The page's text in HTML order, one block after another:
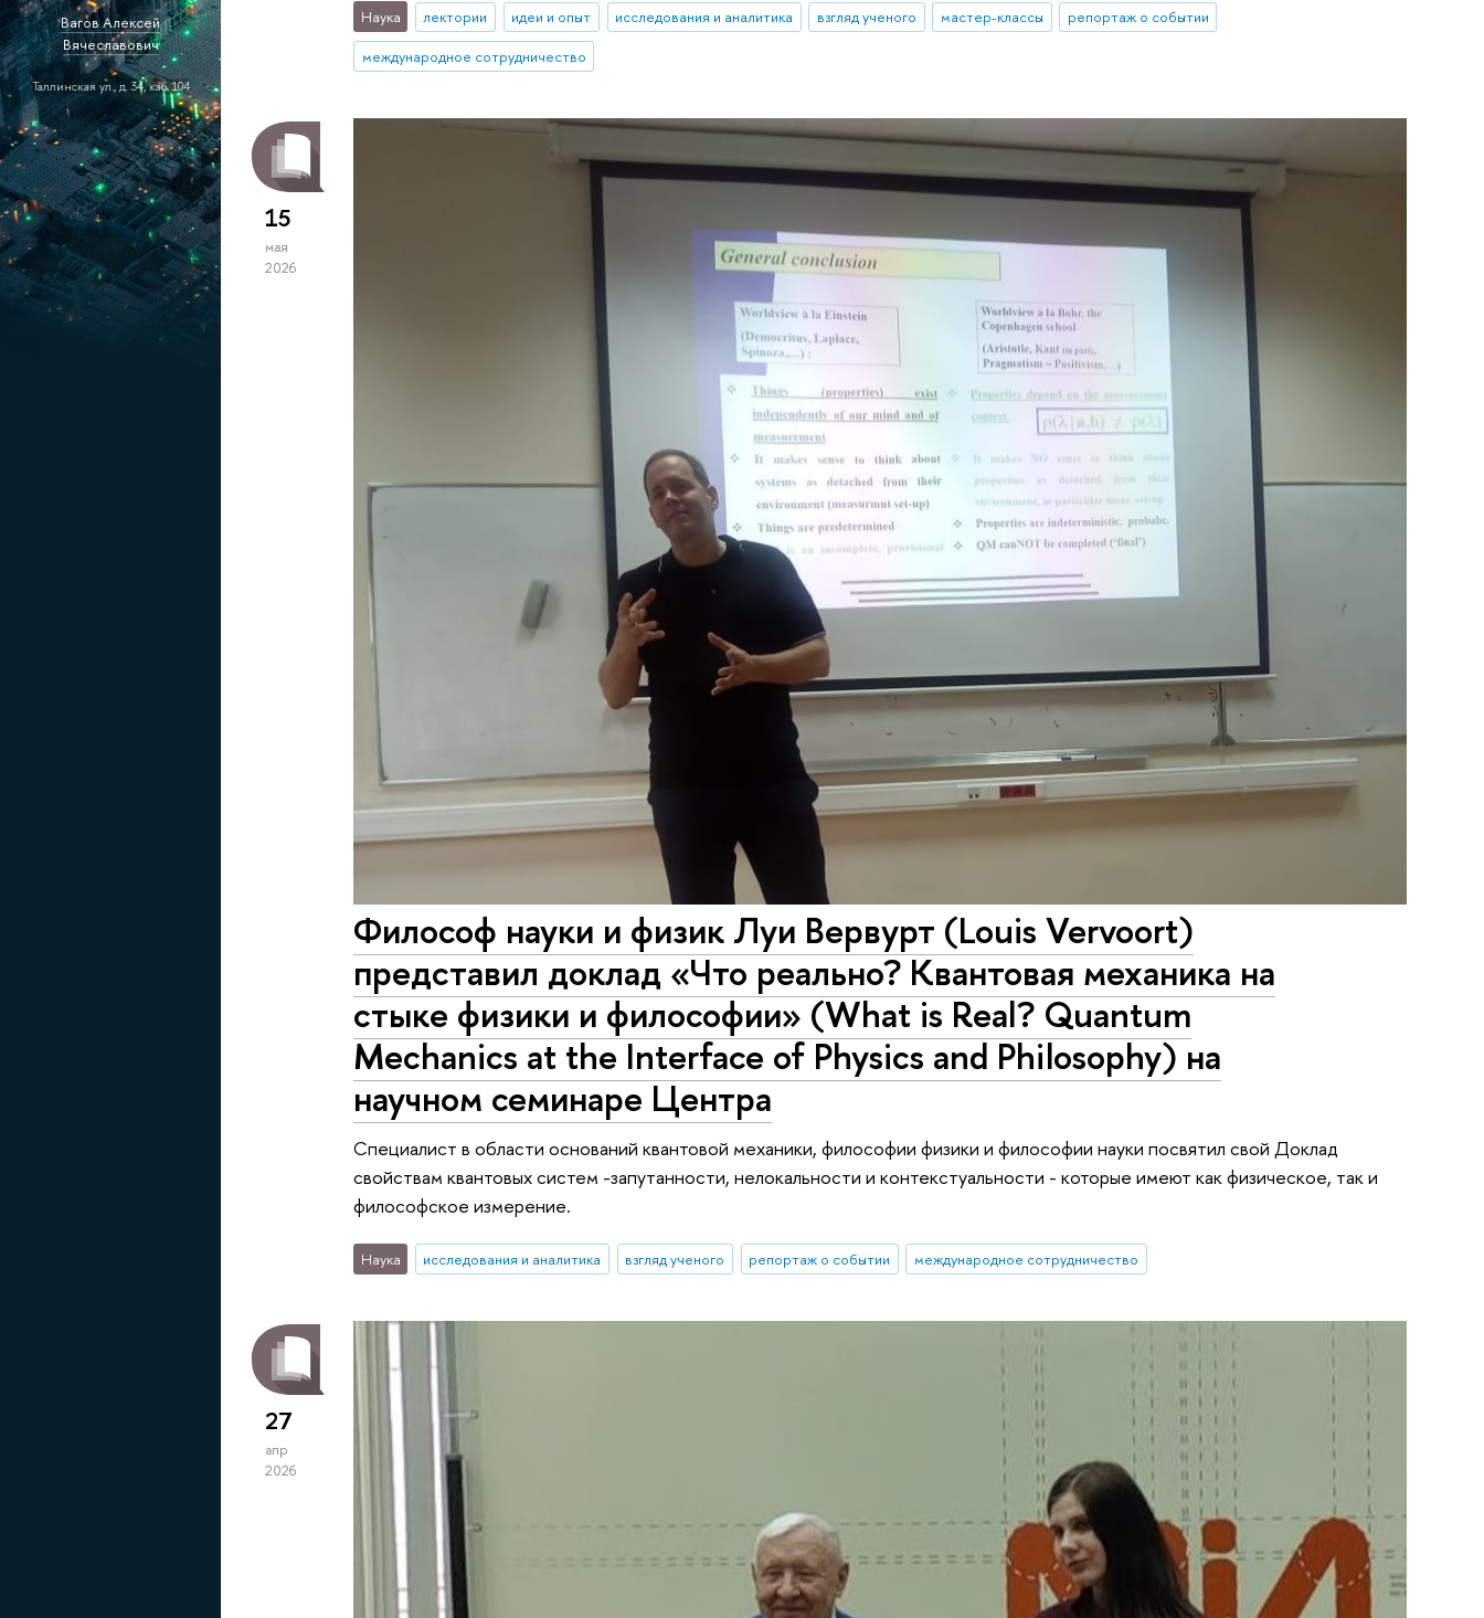
Вагов Алексей
Вячеславович
Таллинская ул., д. 34, каб. 104
Наука лектории идеи и опыт исследования и аналитика взгляд ученого мастер-классы
репортаж о событии
международное сотрудничество
15
мая
2026
Философ науки и физик Луи Вервурт (Louis Vervoort)
представил доклад «Что реально? Квантовая механика на
стыке физики и философии» (What is Real? Quantum
Mechanics at the Interface of Physics and Philosophy) на
научном семинаре Центра
Специалист в области оснований квантовой механики, философии физики и философии науки посвятил свой Доклад
свойствам квантовых систем -запутанности, нелокальности и контекстуальности - которые имеют как физическое, так и
философское измерение.
Наука исследования и аналитика взгляд ученого репортаж о событии международное сотрудничество
27
апр
2026